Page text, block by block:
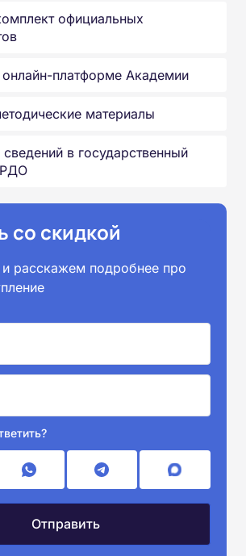
официальных
платформе Академии
материалы
сведений в государственный
со скидкой
расскажем подробнее про